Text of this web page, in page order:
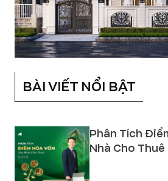
BÀI VIẾT NỔI BẬT
Phân Tích
Nhà Cho